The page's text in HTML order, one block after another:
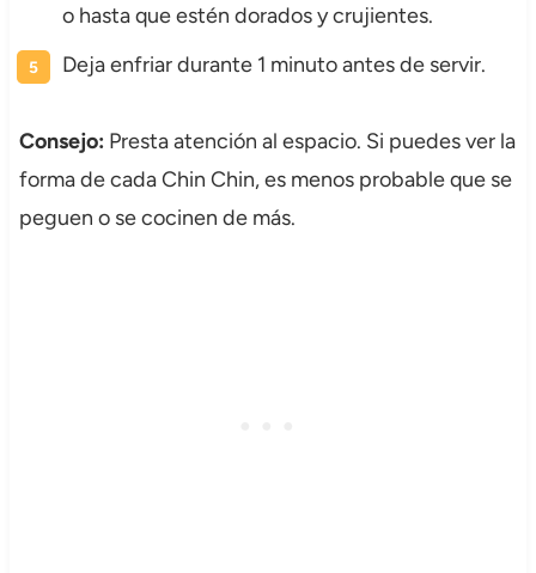
o hasta que estén dorados y crujientes.
Deja enfriar durante 1 minuto antes de servir.
Consejo: Presta atención al espacio. Si puedes ver la
forma de cada Chin Chin, es menos probable que se
peguen o se cocinen de más.